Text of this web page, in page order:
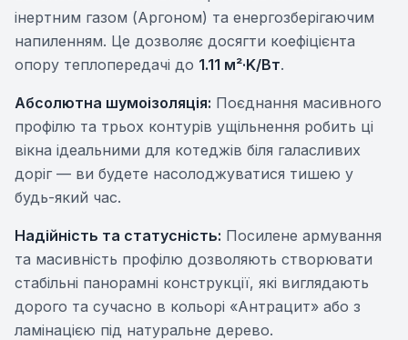
інертним газом (Аргоном) та енергозберігаючим
напиленням. Це дозволяє досягти коефіцієнта
опору теплопередачі до 1.11 м²·K/Вт.
Абсолютна шумоізоляція: Поєднання масивного
профілю та трьох контурів ущільнення робить ці
вікна ідеальними для котеджів біля галасливих
доріг — ви будете насолоджуватися тишею у
будь-який час.
Надійність та статусність: Посилене армування
та масивність профілю дозволяють створювати
стабільні панорамні конструкції, які виглядають
дорого та сучасно в кольорі «Антрацит» або з
ламінацією під натуральне дерево.